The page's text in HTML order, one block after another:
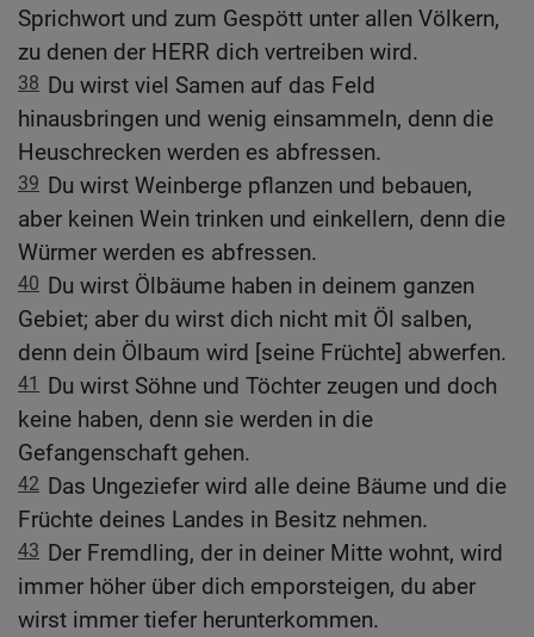
Sprichwort und zum Gespött unter allen Völkern,
zu denen der HERR dich vertreiben wird.
38 Du wirst viel Samen auf das Feld
hinausbringen und wenig einsammeln, denn die
Heuschrecken werden es abfressen.
39 Du wirst Weinberge pflanzen und bebauen,
aber keinen Wein trinken und einkellern, denn die
Würmer werden es abfressen.
40 Du wirst Ölbäume haben in deinem ganzen
Gebiet; aber du wirst dich nicht mit Öl salben,
denn dein Ölbaum wird [seine Früchte] abwerfen.
41 Du wirst Söhne und Töchter zeugen und doch
keine haben, denn sie werden in die
Gefangenschaft gehen.
42 Das Ungeziefer wird alle deine Bäume und die
Früchte deines Landes in Besitz nehmen.
43 Der Fremdling, der in deiner Mitte wohnt, wird
immer höher über dich emporsteigen, du aber
wirst immer tiefer herunterkommen.